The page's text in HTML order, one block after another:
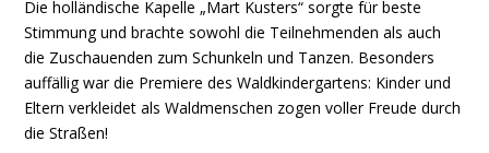
Die holländische Kapelle „Mart Kusters“ sorgte für beste
Stimmung und brachte sowohl die Teilnehmenden als auch
die Zuschauenden zum Schunkeln und Tanzen. Besonders
auffällig war die Premiere des Waldkindergartens: Kinder und
Eltern verkleidet als Waldmenschen zogen voller Freude durch
die Straßen!